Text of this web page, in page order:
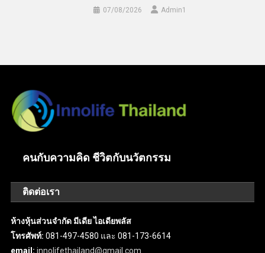
07/08/2026 Admin​1
คนกับความคิด ชีวิตกับนวัตกรรม
ติดต่อเรา
ห้างหุ้นส่วนจำกัด มีเดีย ไอเดียพลัส
โทรศัพท์: 081-497-4580 และ 081-173-6614
email: innolifethailand@gmail.com